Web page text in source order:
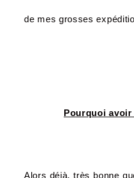
de mes grosses
Pourquoi
Alors déjà, très bonne